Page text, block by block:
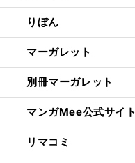
りぼん
マーガレット
別冊マーガレット
マンガMee公式サイト
リマコミ